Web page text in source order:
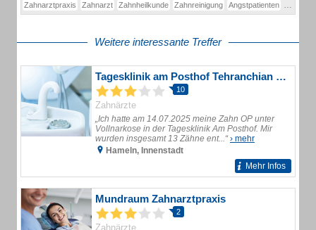
Zahnarztpraxis Zahnarzt Zahnheilkunde Zahnreinigung Angstpatienten
Weitere interessante Treffer
Tagesklinik am Posthof Tehranchian Shahram Dr.
10
Zahnärzte
„Ich hatte am 14.07.2025 meine Zahn OP unter
Vollnarkose in der Tagesklinik Am Posthof. Mir
wurden insgesamt 13 Zähne ent...“› mehr
Hameln, Innenstadt
Mehr Infos
Mundraum Zahnarztpraxis
2
Zahnärzte